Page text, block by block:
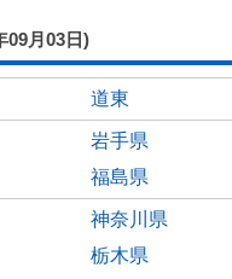
09月03日)
道東
岩手県
福島県
神奈川県
栃木県